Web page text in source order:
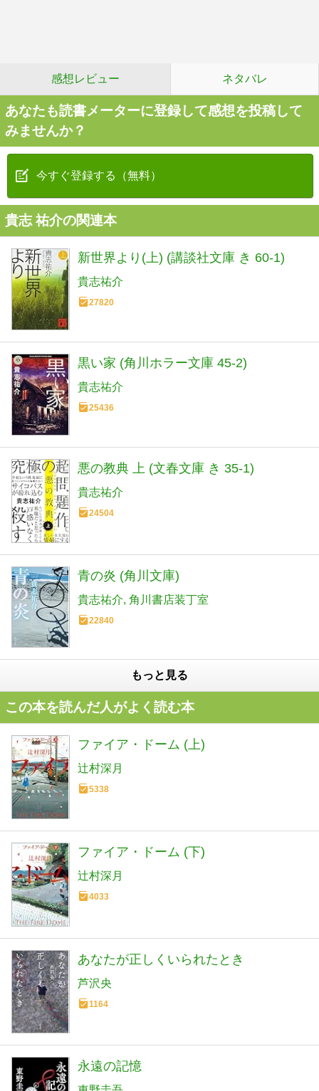
感想レビュー ネタバレ
あなたも読書メーターに登録して感想を投稿して
みませんか？
今すぐ登録する（無料）
貴志 祐介の関連本
新世界より(上) (講談社文庫 き 60-1)
貴志祐介
27820
黒い家 (角川ホラー文庫 45-2)
貴志祐介
25436
悪の教典 上 (文春文庫 き 35-1)
貴志祐介
24504
青の炎 (角川文庫)
貴志祐介 角川書店装丁室
22840
もっと見る
この本を読んだ人がよく読む本
ファイア・ドーム (上)
辻村深月
5338
ファイア・ドーム (下)
辻村深月
4033
あなたが正しくいられたとき
芦沢央
1164
永遠の記憶